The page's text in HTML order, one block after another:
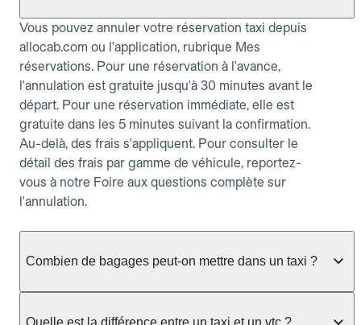
Vous pouvez annuler votre réservation taxi depuis
allocab.com ou l'application, rubrique Mes
réservations. Pour une réservation à l'avance,
l'annulation est gratuite jusqu'à 30 minutes avant le
départ. Pour une réservation immédiate, elle est
gratuite dans les 5 minutes suivant la confirmation.
Au-delà, des frais s'appliquent. Pour consulter le
détail des frais par gamme de véhicule, reportez-
vous à notre Foire aux questions complète sur
l'annulation.
Combien de bagages peut-on mettre dans un taxi ?
taxi berline accueille en général jusqu'à 3 bagages
Quelle est la différence entre un taxi et un vtc ?